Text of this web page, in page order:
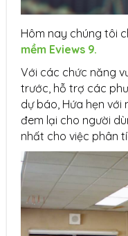
Hôm nay chúng tôi
mềm Eviews 9.
Với các chức năng
trước, hỗ trợ các
dự báo, Hứa hẹn
đem lại cho người
nhất cho việc phân